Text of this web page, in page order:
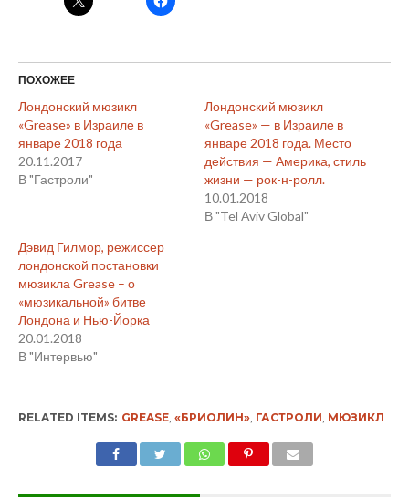
ПОХОЖЕЕ
Лондонский мюзикл
«Grease» в Израиле в
январе 2018 года
20.11.2017
В "Гастроли"
Лондонский мюзикл
«Grease» — в Израиле в
январе 2018 года. Место
действия — Америка, стиль
жизни — рок-н-ролл.
10.01.2018
В "Tel Aviv Global"
Дэвид Гилмор, режиссер
лондонской постановки
мюзикла Grease – о
«мюзикальной» битве
Лондона и Нью-Йорка
20.01.2018
В "Интервью"
RELATED ITEMS: GREASE, «БРИОЛИН», ГАСТРОЛИ, МЮЗИКЛ